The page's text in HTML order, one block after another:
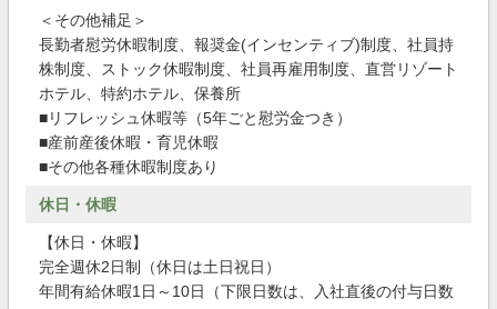
＜その他補足＞
長勤者慰労休暇制度、報奨金(インセンティブ)制度、社員持
株制度、ストック休暇制度、社員再雇用制度、直営リゾート
ホテル、特約ホテル、保養所
■リフレッシュ休暇等（5年ごと慰労金つき）
■産前産後休暇・育児休暇
■その他各種休暇制度あり
休日・休暇
【休日・休暇】
完全週休2日制（休日は土日祝日）
年間有給休暇1日～10日（下限日数は、入社直後の付与日数